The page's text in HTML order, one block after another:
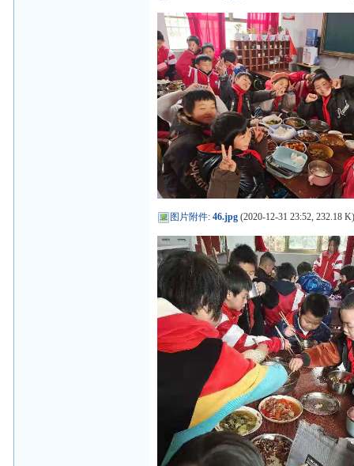
图片附件:46.jpg (2020-12-31 23:52, 232.18